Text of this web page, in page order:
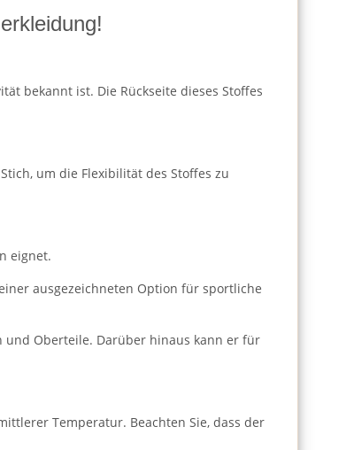
bekannt ist. Die Rückseite dieses Stoffes
um die Flexibilität des Stoffes zu
eignet.
ausgezeichneten Option für sportliche
und Oberteile. Darüber hinaus kann er für
Temperatur. Beachten Sie, dass der